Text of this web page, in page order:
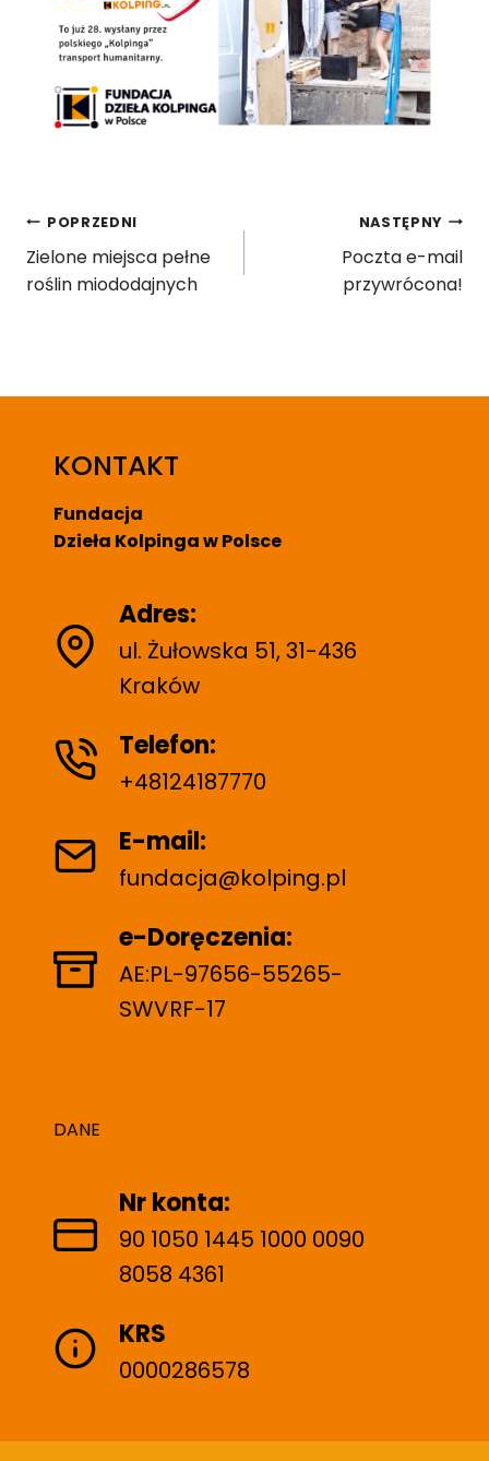
Nawigacja
wpisu
POPRZEDNI
Zielone miejsca pełne
roślin miododajnych
NASTĘPNY
Poczta e-mail
przywrócona!
KONTAKT
Fundacja
Dzieła Kolpinga w Polsce
Adres:
ul. Żułowska 51, 31-436
Kraków
Telefon:
+48124187770
E-mail:
fundacja@kolping.pl
e-Doręczenia:
AE:PL-97656-55265-
SWVRF-17
DANE
Nr konta:
90 1050 1445 1000 0090
8058 4361
KRS
0000286578